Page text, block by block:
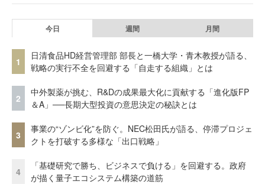
今日 週間 月間
1
日清食品HD経営管理部 部長と一橋大学・青木教授が語る、
戦略の実行不全を回避する「自走する組織」とは
2
中外製薬が挑む、R&Dの成果最大化に貢献する「進化版FP
＆A」──長期大型投資の意思決定の秘訣とは
3
事業の“ゾンビ化”を防ぐ。NEC松田氏が語る、停滞プロジェ
クトを打破する多様な「出口戦略」
4
「基礎研究で勝ち、ビジネスで負ける」を回避する。政府
が描く量子エコシステム構築の道筋